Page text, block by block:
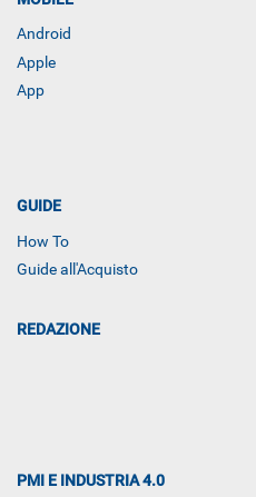
Android
Apple
App
GUIDE
How To
Guide all'Acquisto
REDAZIONE
PMI E INDUSTRIA 4.0